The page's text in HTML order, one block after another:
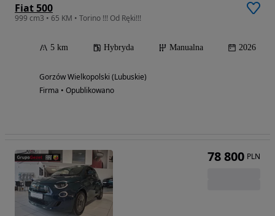
Fiat 500
999 cm3 • 65 KM • Torino !!! Od Ręki!!!
5 km Hybryda Manualna 2026
Gorzów Wielkopolski (Lubuskie)
Firma • Opublikowano
78 800 PLN